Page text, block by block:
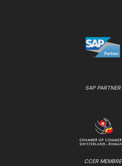
SAP PARTNER
CCER MEMBRE